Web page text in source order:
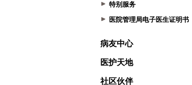
特别服务
医院管理局电子医生证明书
病友中心
医护天地
社区伙伴